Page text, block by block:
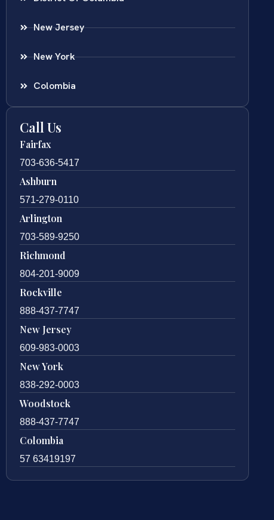
New Jersey
New York
Colombia
Call Us
Fairfax
703-636-5417
Ashburn
571-279-0110
Arlington
703-589-9250
Richmond
804-201-9009
Rockville
888-437-7747
New Jersey
609-983-0003
New York
838-292-0003
Woodstock
888-437-7747
Colombia
57 63419197